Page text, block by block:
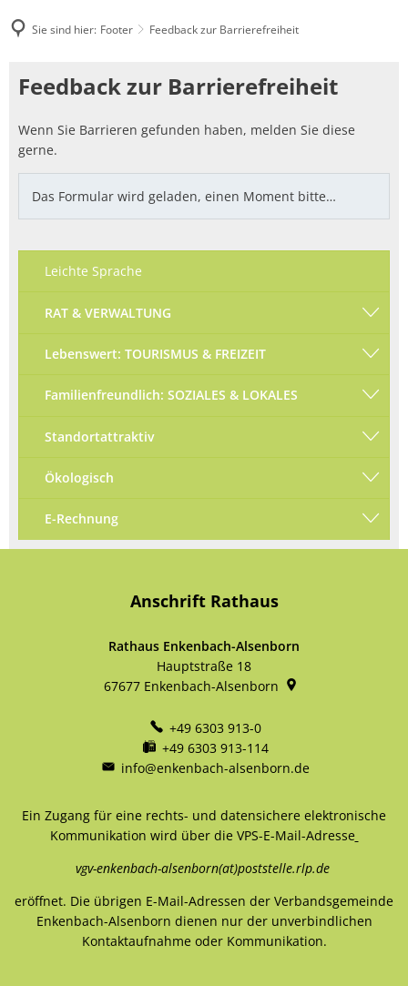
Sie sind hier: Footer Feedback zur Barrierefreiheit
Feedback
Barrierefreiheit
Feedback zur Barrierefreiheit
Wenn Sie Barrieren gefunden haben, melden Sie diese
gerne.
Das Formular wird geladen, einen Moment bitte…
Leichte Sprache
RAT & VERWALTUNG
Lebenswert: TOURISMUS & FREIZEIT
Familienfreundlich: SOZIALES & LOKALES
Standortattraktiv
Ökologisch
E-Rechnung
Anschrift Rathaus
Rathaus Enkenbach-Alsenborn
Hauptstraße 18
67677 Enkenbach-Alsenborn
+49 6303 913-0
+49 6303 913-114
info@enkenbach-alsenborn.de
Ein Zugang für eine rechts- und datensichere elektronische
Kommunikation wird über die VPS-E-Mail-Adresse
vgv-enkenbach-alsenborn(at)poststelle.rlp.de
eröffnet. Die übrigen E-Mail-Adressen der Verbandsgemeinde
Enkenbach-Alsenborn dienen nur der unverbindlichen
Kontaktaufnahme oder Kommunikation.